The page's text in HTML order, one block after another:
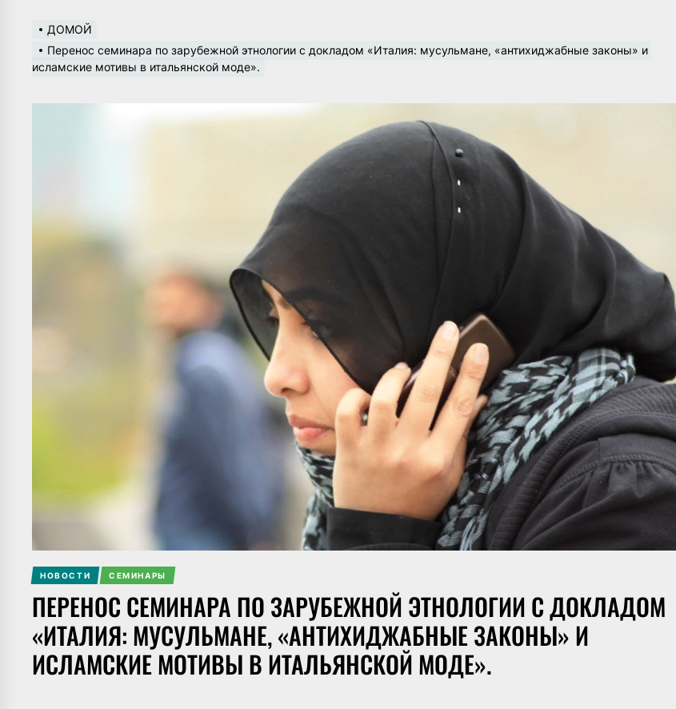
ДОМОЙ
Перенос семинара по зарубежной этнологии с докладом «Италия: мусульмане, «антихиджабные законы» и
исламские мотивы в итальянской моде».
НОВОСТИ СЕМИНАРЫ
ПЕРЕНОС СЕМИНАРА ПО ЗАРУБЕЖНОЙ ЭТНОЛОГИИ С ДОКЛАДОМ
«ИТАЛИЯ: МУСУЛЬМАНЕ, «АНТИХИДЖАБНЫЕ ЗАКОНЫ» И
ИСЛАМСКИЕ МОТИВЫ В ИТАЛЬЯНСКОЙ МОДЕ».